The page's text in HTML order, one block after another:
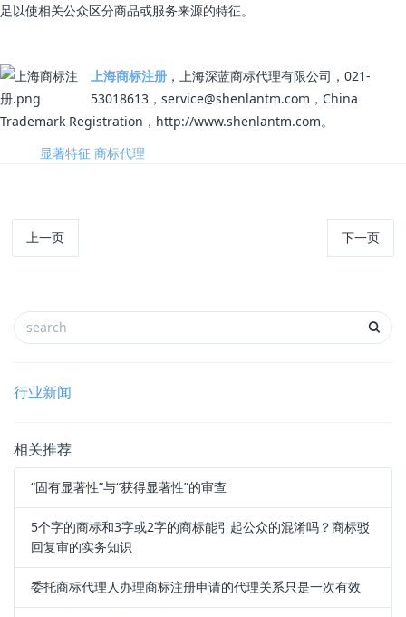
足以使相关公众区分商品或服务来源的特征。
上海商标注册 ，上海深蓝商标代理有限公司，021-
53018613，service@shenlantm.com，China
Trademark Registration，http://www.shenlantm.com。
显著特征 商标代理
上一页 下一页
行业新闻
相关推荐
“固有显著性”与“获得显著性”的审查
5个字的商标和3字或2字的商标能引起公众的混淆吗？商标驳
回复审的实务知识
委托商标代理人办理商标注册申请的代理关系只是一次有效